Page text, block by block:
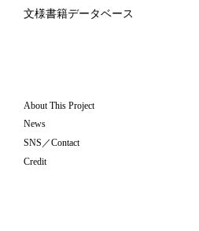
文様書籍データベース
About This Project
News
SNS／Contact
Credit